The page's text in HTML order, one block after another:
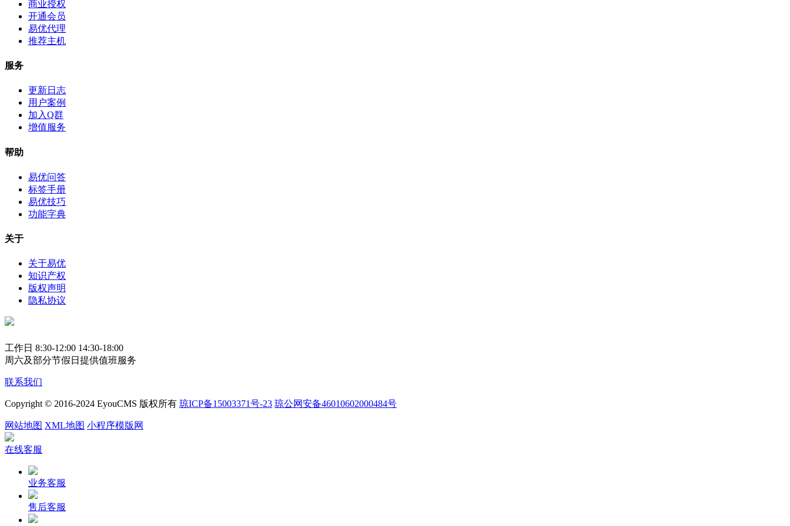
商业授权
开通会员
易优代理
推荐主机
服务
更新日志
用户案例
加入Q群
增值服务
帮助
易优问答
标签手册
易优技巧
功能字典
关于
关于易优
知识产权
版权声明
隐私协议
工作日 8:30-12:00 14:30-18:00
周六及部分节假日提供值班服务
联系我们
Copyright © 2016-2024 EyouCMS 版权所有 琼ICP备15003371号-23 琼公网安备46010602000484号
网站地图 XML地图 小程序模版网
在线客服
业务客服
售后客服